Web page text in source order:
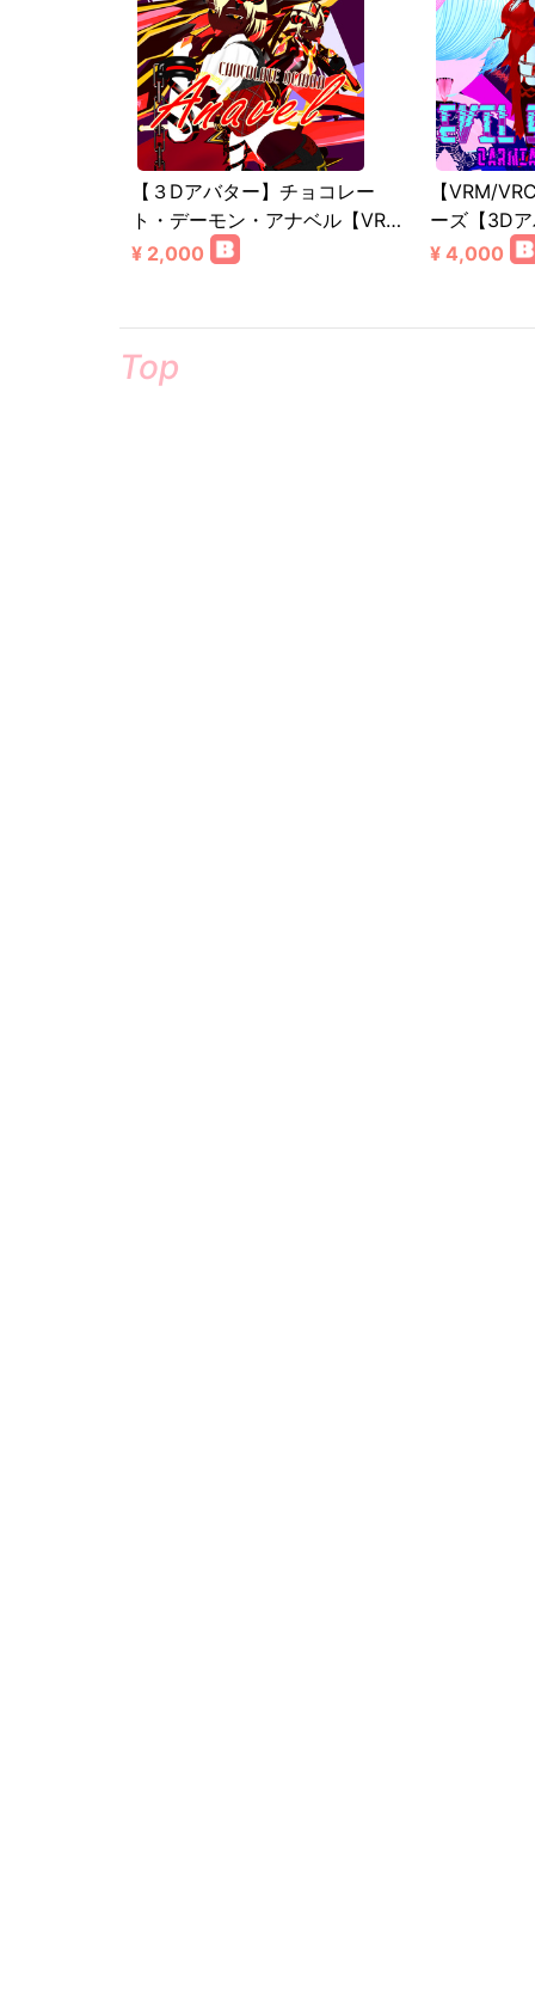
【３Dアバター】チョコレー
ト・デーモン・アナベル【VR…
¥ 2,000
【VRM/
ーズ【3D
¥ 4,000
Top